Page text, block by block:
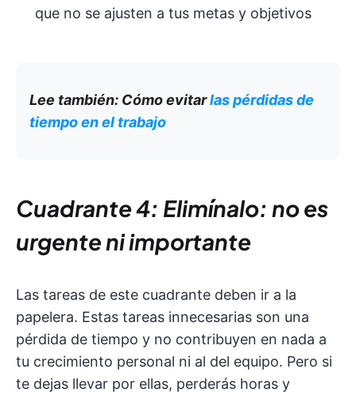
que no se ajusten a tus metas y objetivos
Lee también: Cómo evitarlas pérdidas de
tiempo en el trabajo
Cuadrante 4: Elimínalo: no es
urgente ni importante
Las tareas de este cuadrante deben ir a la
papelera. Estas tareas innecesarias son una
pérdida de tiempo y no contribuyen en nada a
tu crecimiento personal ni al del equipo. Pero si
te dejas llevar por ellas, perderás horas y